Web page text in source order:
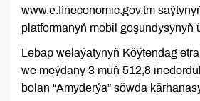
www.е.fineconomic.gov.tm
platformanyň mobil goşundysynyň
Lebap welaýatynyň Köýtendag
we meýdany 3 müň 512,8
bolan “Amyderýa” söwda